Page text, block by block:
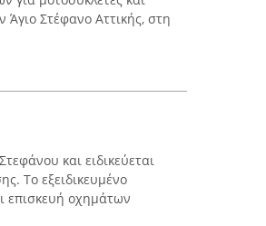
Άγιο Στέφανο Αττικής, στη
και ειδικεύεται
Το εξειδικευμένο
επισκευή οχημάτων